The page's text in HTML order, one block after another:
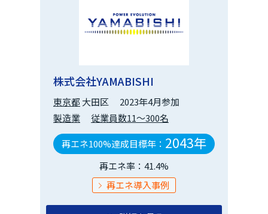
株式会社YAMABISHI
東京都 大田区
2023年4月参加
製造業
従業員数11～300名
再エネ100%達成目標年： 2043年
再エネ率：41.4%
再エネ導入事例